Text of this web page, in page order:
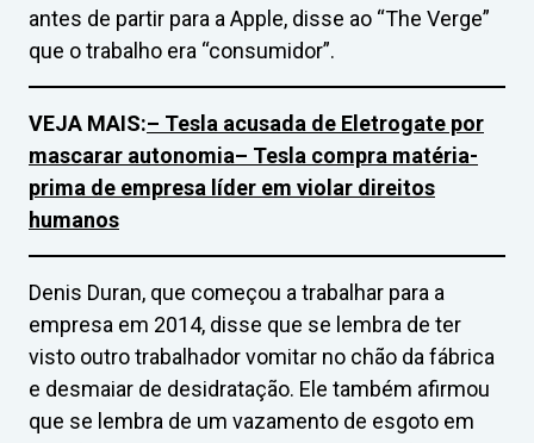
antes de partir para a Apple, disse ao “The Verge”
que o trabalho era “consumidor”.
VEJA MAIS:– Tesla acusada de Eletrogate por
mascarar autonomia– Tesla compra matéria-
prima de empresa líder em violar direitos
humanos
Denis Duran, que começou a trabalhar para a
empresa em 2014, disse que se lembra de ter
visto outro trabalhador vomitar no chão da fábrica
e desmaiar de desidratação. Ele também afirmou
que se lembra de um vazamento de esgoto em